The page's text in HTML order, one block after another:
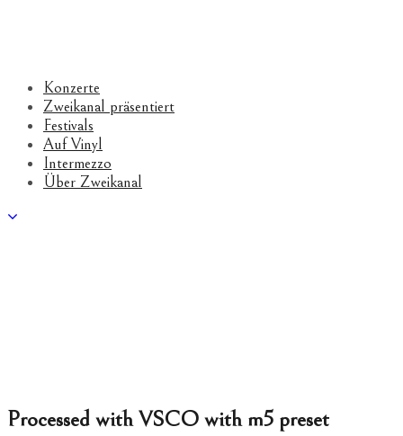
Konzerte
Zweikanal präsentiert
Festivals
Auf Vinyl
Intermezzo
Über Zweikanal
Processed with VSCO with m5 preset